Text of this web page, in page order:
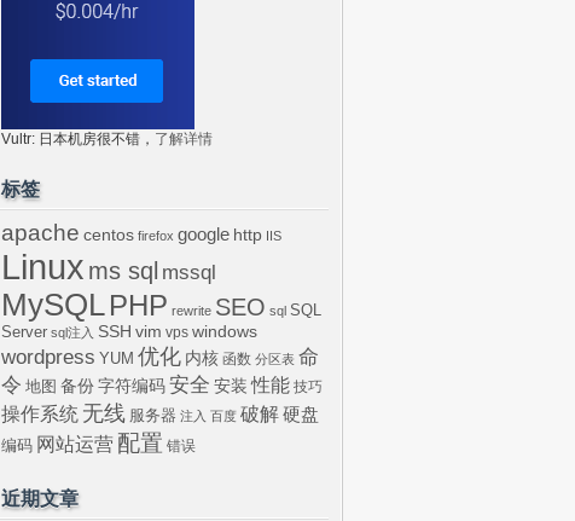
Vultr: 日本机房很不错， 了解详情
标签
apache centos firefox google http IIS
Linux ms sql mssql
MySQLPHP rewrite SEO sql SQL
Server sql注入 SSH vim vps windows
wordpress YUM 优化 内核 函数 分区表 命
令 地图 备份 字符编码 安全 安装 性能 技巧
操作系统 无线 服务器 注入 百度 破解硬盘
编码 网站运营 配置 错误
近期文章